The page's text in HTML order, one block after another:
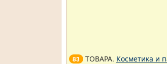
83 ТОВАРА. Косметика и